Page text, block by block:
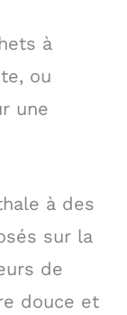
à
ou
une
à des
sur la
de
douce et